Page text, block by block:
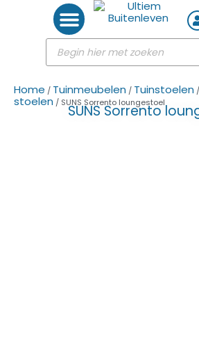
Home / Tuinmeubelen / Tuinstoelen /
stoelen / SUNS Sorrento loungestoel
SUNS Sorrento